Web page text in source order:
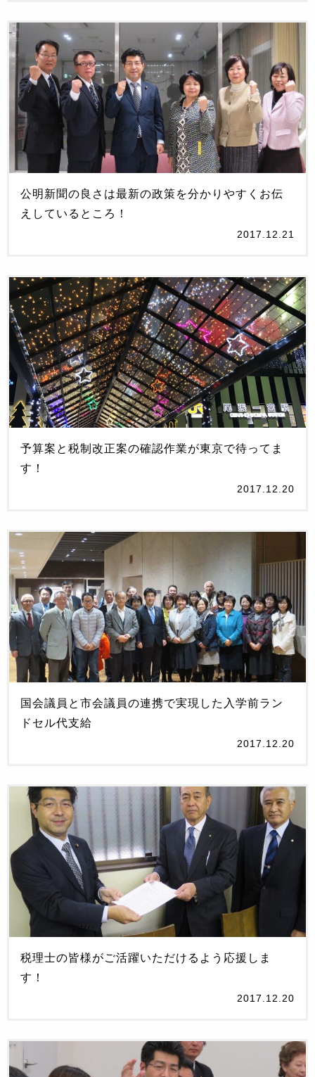
公明新聞の良さは最新の政策を分かりやすくお伝
えしているところ！
2017.12.21
予算案と税制改正案の確認作業が東京で待ってま
す！
2017.12.20
国会議員と市会議員の連携で実現した入学前ラン
ドセル代支給
2017.12.20
‪税理士の皆様がご活躍いただけるよう応援しま
2017.12.20